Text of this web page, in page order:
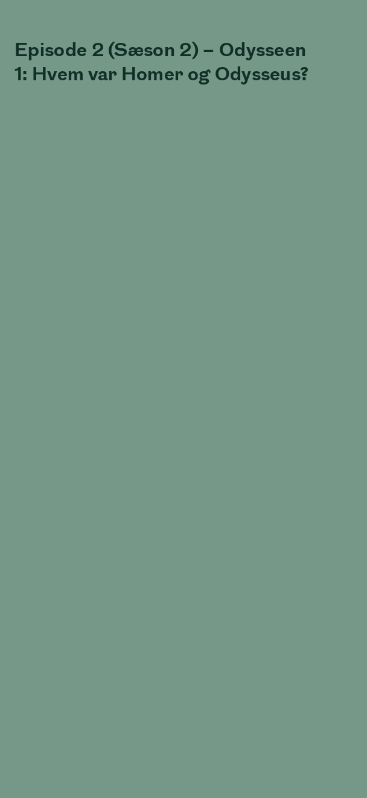
Episode 2 (Sæson 2) – Odysseen
1: Hvem var Homer og Odysseus?